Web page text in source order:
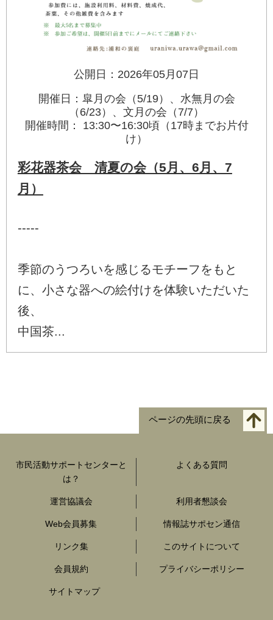
公開日：2026年05月07日
開催日：皐月の会（5/19）、水無月の会
（6/23）、文月の会（7/7）
開催時間： 13:30〜16:30頃（17時までお片付
け）
彩花器茶会 清夏の会（5月、6月、7
月）
-----
季節のうつろいを感じるモチーフをもと
に、小さな器への絵付けを体験いただいた
後、
中国茶...
ページの先頭に戻る
市民活動サポートセンターと
は？
よくある質問
運営協議会 利用者懇談会
Web会員募集 情報誌サポセン通信
リンク集 このサイトについて
会員規約 プライバシーポリシー
サイトマップ